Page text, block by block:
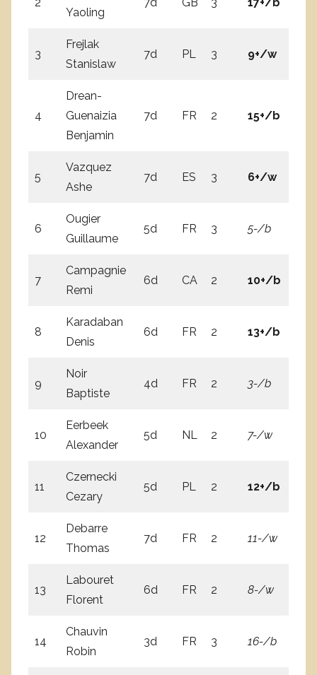
Yaoling
3
Frejlak
Stanislaw
7d PL 3 9+/w
4
Drean-
Guenaizia
Benjamin
7d FR 2 15+/b
5
Vazquez
Ashe
7d ES 3 6+/w
6
Ougier
Guillaume
5d FR 3 5-/b
7
Campagnie
Remi
6d CA 2 10+/b
8
Karadaban
Denis
6d FR 2 13+/b
9
Noir
Baptiste
4d FR 2 3-/b
10
Eerbeek
Alexander
5d NL 2 7-/w
11
Czernecki
Cezary
5d PL 2 12+/b
12
Debarre
Thomas
7d FR 2 11-/w
13
Labouret
Florent
6d FR 2 8-/w
14
Chauvin
Robin
3d FR 3 16-/b